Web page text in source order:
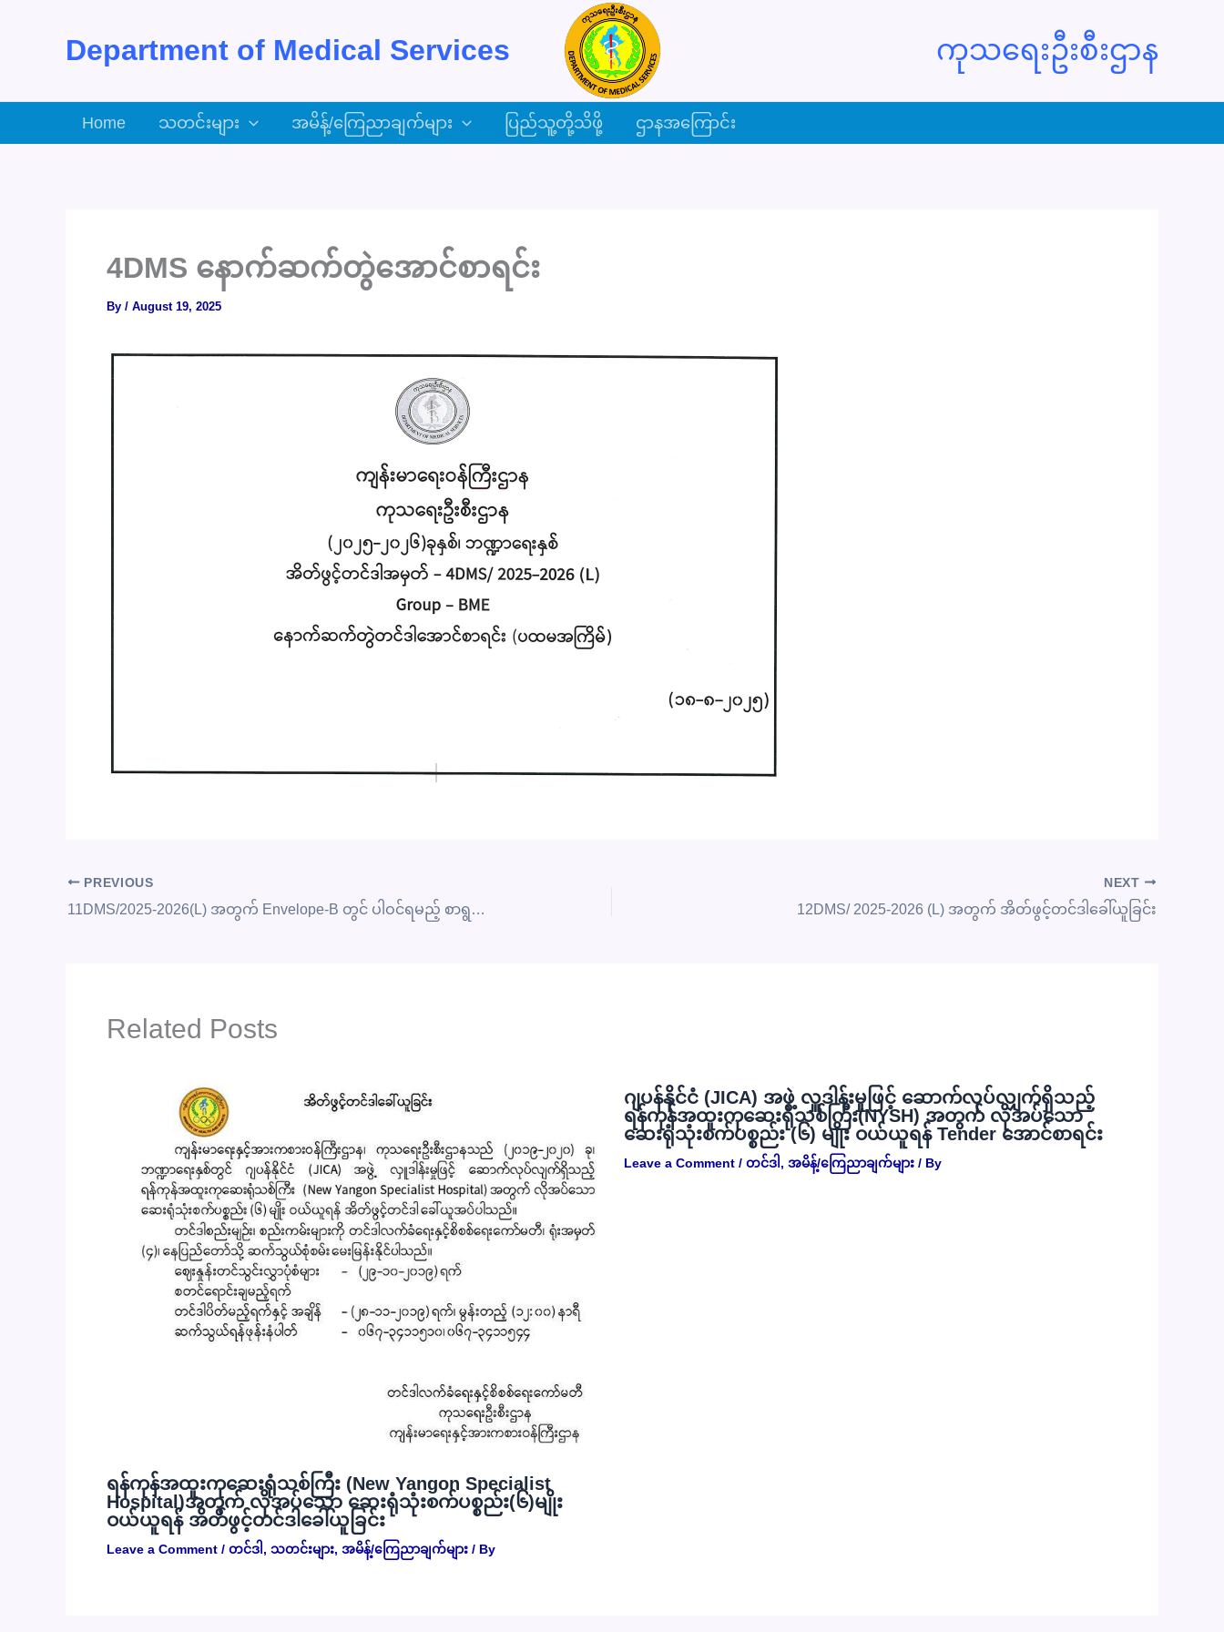
Department of Medical Services ကုသရေးဦးစီးဌာန
Home သတင်းများ အမိန့်/ကြေညာချက်များ ပြည်သူ့တို့သိဖို့ ဌာနအကြောင်း
4DMS နောက်ဆက်တွဲအောင်စာရင်း
By / August 19, 2025
PREVIOUS
11DMS/2025-2026(L) အတွက် Envelope-B တွင် ပါဝင်ရမည့် စာရွက်စာတမ်းများ စိစစ်ခြင်းအစည်းအဝေးပွဲ
NEXT
12DMS/ 2025-2026 (L) အတွက် အိတ်ဖွင့်တင်ဒါခေါ်ယူခြင်း
Related Posts
ရန်ကုန်အထူးကုဆေးရုံသစ်ကြီး (New Yangon Specialist
Hospital)အတွက် လိုအပ်သော ဆေးရုံသုံးစက်ပစ္စည်း(၆)မျိုး
ဝယ်ယူရန် အိတ်ဖွင့်တင်ဒါခေါ်ယူခြင်း
Leave a Comment / တင်ဒါ , သတင်းများ, အမိန့်/ကြေညာချက်များ / By
ဂျပန်နိုင်ငံ (JICA) အဖွဲ့ လှူဒါန်းမှုဖြင့် ဆောက်လုပ်လျှက်ရှိသည့်
ရန်ကုန်အထူးကုဆေးရုံသစ်ကြီး(NYSH) အတွက် လိုအပ်သော
ဆေးရုံသုံးစက်ပစ္စည်း (၆) မျိုး ဝယ်ယူရန် Tender အောင်စာရင်း
Leave a Comment / တင်ဒါ , အမိန့်/ကြေညာချက်များ/ By